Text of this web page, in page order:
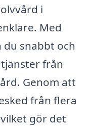
i
Med
snabbt och
från
Genom att
från flera
gör det